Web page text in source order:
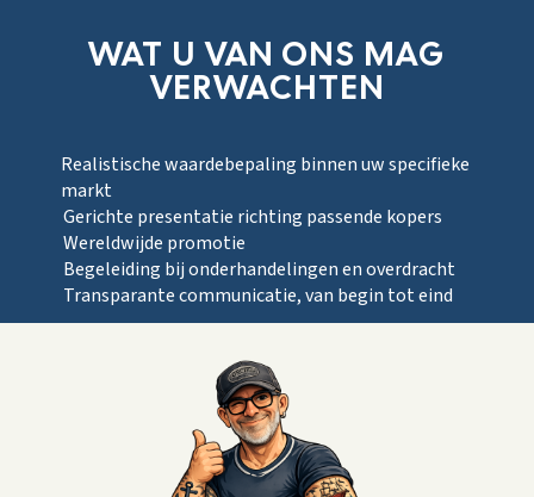
WAT U VAN ONS MAG
VERWACHTEN
Realistische waardebepaling binnen uw specifieke
markt
Gerichte presentatie richting passende kopers
Wereldwijde promotie
Begeleiding bij onderhandelingen en overdracht
Transparante communicatie, van begin tot eind